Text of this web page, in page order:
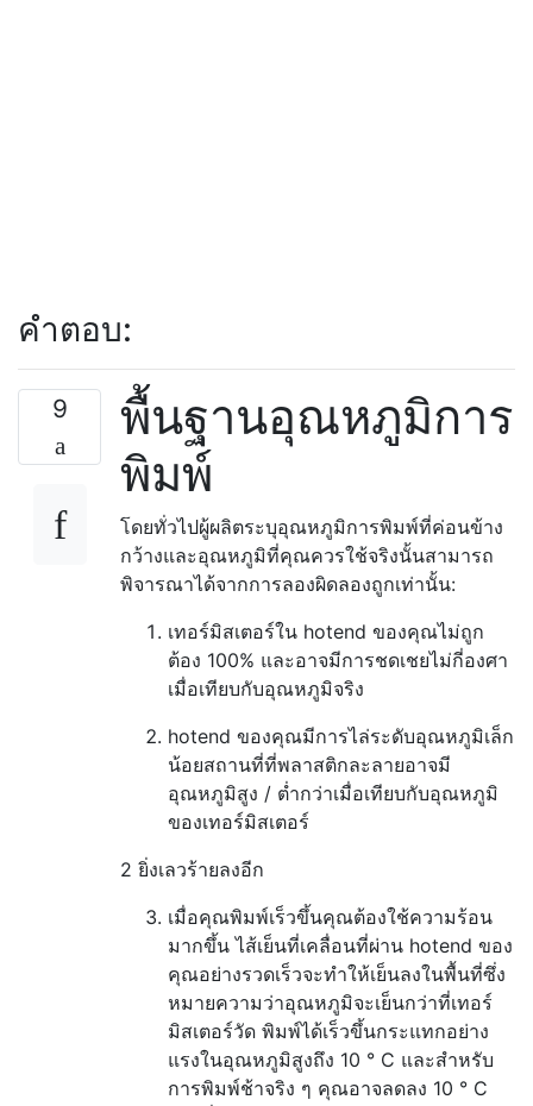
คำตอบ:
9
พื้นฐานอุณหภูมิการ
พิมพ์
โดยทั่วไปผู้ผลิตระบุอุณหภูมิการพิมพ์ที่ค่อนข้าง
กว้างและอุณหภูมิที่คุณควรใช้จริงนั้นสามารถ
พิจารณาได้จากการลองผิดลองถูกเท่านั้น:
เทอร์มิสเตอร์ใน hotend ของคุณไม่ถูก
ต้อง 100% และอาจมีการชดเชยไม่กี่องศา
เมื่อเทียบกับอุณหภูมิจริง
hotend ของคุณมีการไล่ระดับอุณหภูมิเล็ก
น้อยสถานที่ที่พลาสติกละลายอาจมี
อุณหภูมิสูง / ต่ำกว่าเมื่อเทียบกับอุณหภูมิ
ของเทอร์มิสเตอร์
2 ยิ่งเลวร้ายลงอีก
เมื่อคุณพิมพ์เร็วขึ้นคุณต้องใช้ความร้อน
มากขึ้น ไส้เย็นที่เคลื่อนที่ผ่าน hotend ของ
คุณอย่างรวดเร็วจะทำให้เย็นลงในพื้นที่ซึ่ง
หมายความว่าอุณหภูมิจะเย็นกว่าที่เทอร์
มิสเตอร์วัด พิมพ์ได้เร็วขึ้นกระแทกอย่าง
แรงในอุณหภูมิสูงถึง 10 ° C และสำหรับ
การพิมพ์ช้าจริง ๆ คุณอาจลดลง 10 ° C